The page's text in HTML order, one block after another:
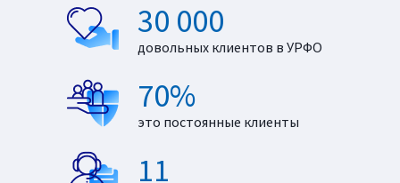
30 000
довольных клиентов в УРФО
70%
это постоянные клиенты
11